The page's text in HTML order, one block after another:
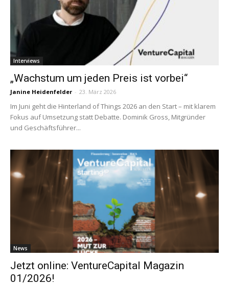
Interviews
„Wachstum um jeden Preis ist vorbei“
Janine Heidenfelder - 23. März 2026
Im Juni geht die Hinterland of Things 2026 an den Start – mit klarem
Fokus auf Umsetzung statt Debatte. Dominik Gross, Mitgründer
und Geschäftsführer...
News
Jetzt online: VentureCapital Magazin
01/2026!